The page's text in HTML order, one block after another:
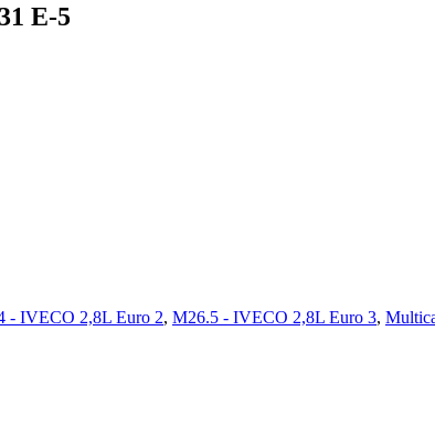
E-5
- IVECO 2,8L Euro 2, M26.5 - IVECO 2,8L Euro 3,